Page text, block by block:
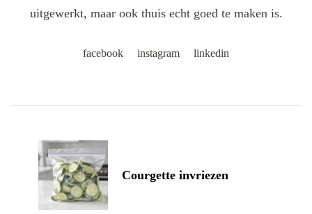
uitgewerkt, maar ook thuis echt goed te maken is.
facebook instagram linkedin
Navigation
Courgette invriezen